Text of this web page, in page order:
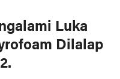
Luka
Dilalap